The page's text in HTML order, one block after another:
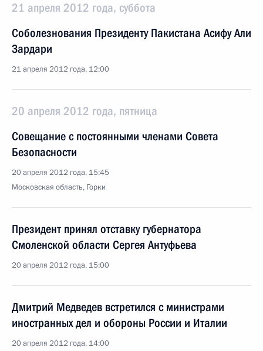
21 апреля 2012 года, суббота
Соболезнования Президенту Пакистана Асифу Али
Зардари
21 апреля 2012 года, 12:00
20 апреля 2012 года, пятница
Совещание с постоянными членами Совета
Безопасности
20 апреля 2012 года, 15:45
Московская область, Горки
Президент принял отставку губернатора
Смоленской области Сергея Антуфьева
20 апреля 2012 года, 15:00
Дмитрий Медведев встретился с министрами
иностранных дел и обороны России и Италии
20 апреля 2012 года, 14:00